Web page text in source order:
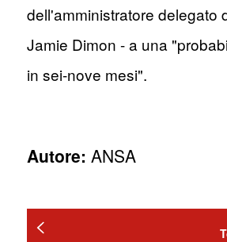
dell'amministratore delegato
Jamie Dimon - a una
in sei-nove mesi".
Autore: ANSA